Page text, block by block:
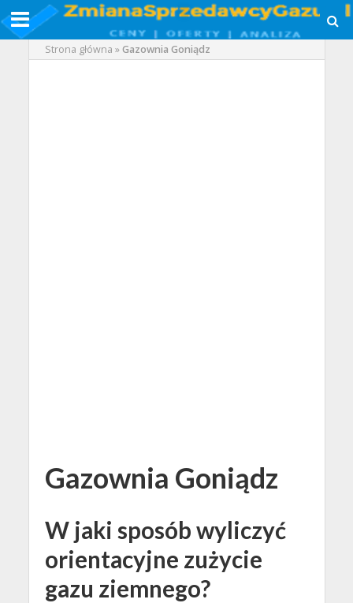
Strona główna »Gazownia Goniądz
Gazownia Goniądz
W jaki sposób wyliczyć
orientacyjne zużycie
gazu ziemnego?